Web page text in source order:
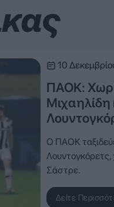
10
ΠΑΟΚ:
Μιχαηλίδη
Ο ΠΑΟΚ
Λουντογκόρετς,
Σάστρε.
Δείτε